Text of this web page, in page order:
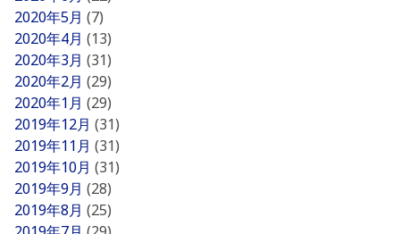
2020年5月 (7)
2020年4月 (13)
2020年3月 (31)
2020年2月 (29)
2020年1月 (29)
2019年12月 (31)
2019年11月 (31)
2019年10月 (31)
2019年9月 (28)
2019年8月 (25)